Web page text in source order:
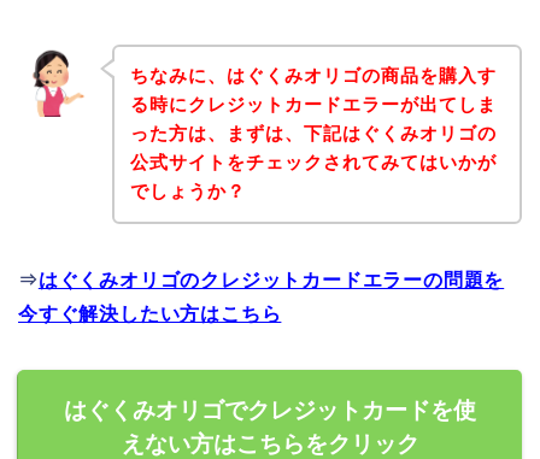
ちなみに、はぐくみオリゴの商品を購入す
る時にクレジットカードエラーが出てしま
った方は、まずは、下記はぐくみオリゴの
公式サイトをチェックされてみてはいかが
でしょうか？
⇒はぐくみオリゴのクレジットカードエラーの問題を
今すぐ解決したい方はこちら
はぐくみオリゴでクレジットカードを使
えない方はこちらをクリック